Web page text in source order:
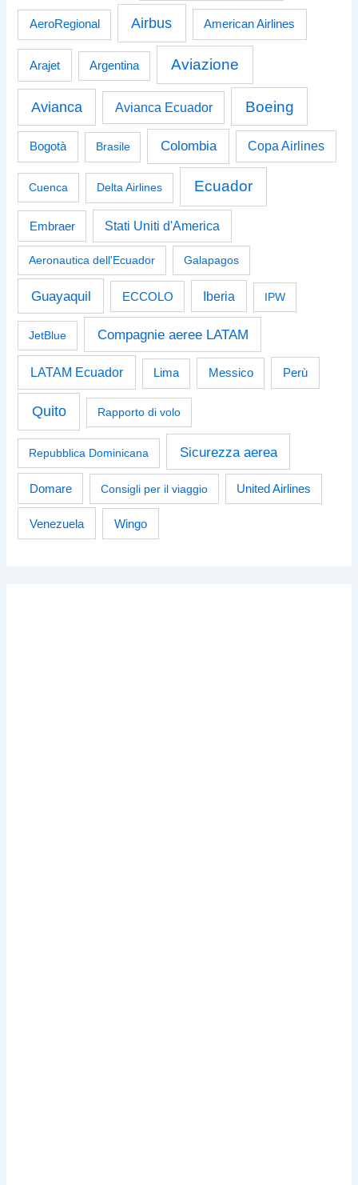
AeroRegional Airbus American Airlines
Arajet Argentina Aviazione
Avianca Avianca Ecuador Boeing
Bogotà Brasile Colombia Copa Airlines
Cuenca Delta Airlines Ecuador
Embraer Stati Uniti d'America
Aeronautica dell'Ecuador Galapagos
Guayaquil ECCOLO Iberia IPW
JetBlue Compagnie aeree LATAM
LATAM Ecuador Lima Messico Perù
Quito Rapporto di volo
Repubblica Dominicana Sicurezza aerea
Domare Consigli per il viaggio United Airlines
Venezuela Wingo